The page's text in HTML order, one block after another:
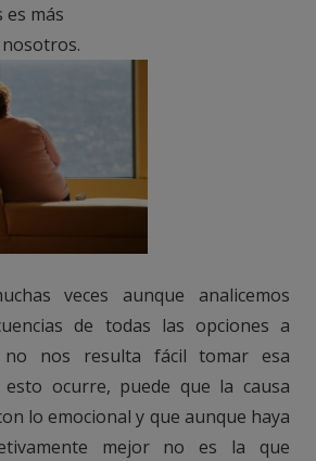
es más
veces aunque analicemos
de todas las opciones a
no nos resulta fácil tomar esa
esto ocurre, puede que la causa
lo emocional y que aunque haya
mejor no es la que